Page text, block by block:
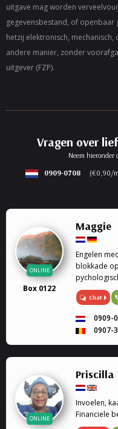
uitgave mag worden
gegevensbestand, of openbaar
hetzij elektronisch,
andere manier, zonder
uitgever (FZP).
Vragen over
Neem hieronder
0909-0708
(€0,90/
ONLINE
Box 0122
Maggie
Engelen
blokkade
Mijn gaven
Chat
0909-
0907-
ONLINE
Priscilla
Invoelen,
Financiele